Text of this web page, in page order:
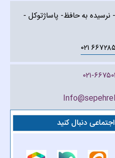
به حافظ- پاساژتوکل -
۰۲۱
۶۶۷۵۰۱۱۶
دنبال کنید